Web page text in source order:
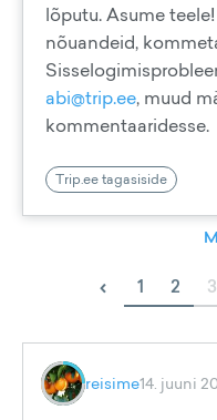
lõputu. Asume
nõuandeid,
abi@trip.ee, muud
kommentaaridesse.
Trip.ee tagasiside
‹ 1 2 3
reisime14. juuni